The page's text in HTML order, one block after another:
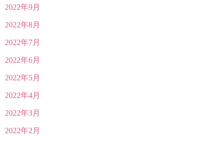
2022年9月
2022年8月
2022年7月
2022年6月
2022年5月
2022年4月
2022年3月
2022年2月